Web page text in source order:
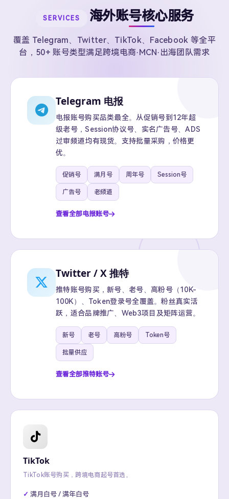
SERVICES 海外账号核心服务
覆盖 Telegram、Twitter、TikTok、Facebook 等全平
台，50+ 账号类型满足跨境电商·MCN·出海团队需求
Telegram 电报
电报账号购买品类最全。从促销号到12年超
级老号，Session协议号、实名广告号、ADS
过审频道均有现货。支持批量采购，价格更
优。
促销号 满月号 周年号 Session号
广告号 老频道
查看全部电报账号
Twitter / X 推特
推特账号购买，新号、老号、高粉号（10K-
100K）、Token登录号全覆盖。粉丝真实活
跃，适合品牌推广、Web3项目及矩阵运营。
新号 老号 高粉号 Token号
批量供应
查看全部推特账号
TikTok
TikTok账号购买，跨境电商起号首选。
满月白号 / 满年白号